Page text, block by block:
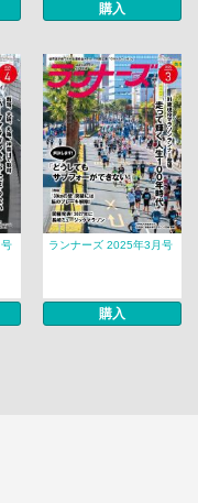
購入
ランナーズ 2025年3月号
購入